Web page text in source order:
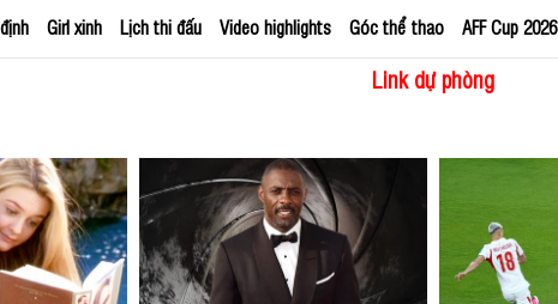
Girl xinh Lịch thi đấu Video highlights Góc thể thao AFF Cup 2026
Link dự phòng